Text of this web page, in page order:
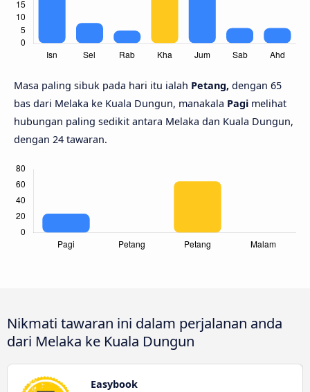
Masa paling sibuk pada hari itu ialah Petang, dengan 65
bas dari Melaka ke Kuala Dungun, manakala Pagi melihat
hubungan paling sedikit antara Melaka dan Kuala Dungun,
dengan 24 tawaran.
Nikmati tawaran ini dalam perjalanan anda
dari Melaka ke Kuala Dungun
Easybook